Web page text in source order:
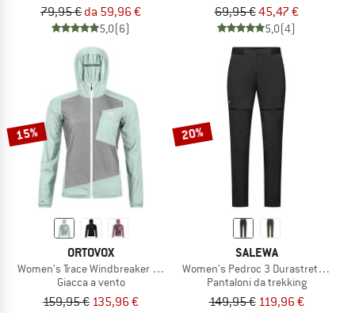
79,95 € da 59,96 €
5,0(6)
69,95 €45,47 €
5,0(4)
15%
ORTOVOX
Women's Trace Windbreaker Jacket
Giacca a vento
159,95 € 135,96 €
20%
SALEWA
Women's Pedroc 3 Durastretch
Pantaloni da trekking
149,95 € 119,96 €